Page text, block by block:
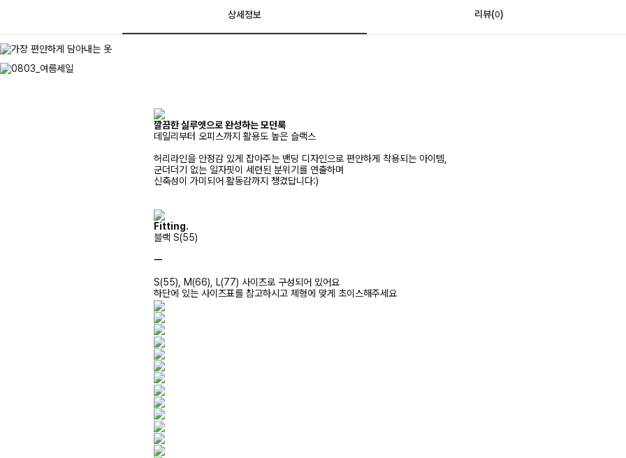
상세정보 리뷰(0)
깔끔한 실루엣으로 완성하는 모던룩
데일리부터 오피스까지 활용도 높은 슬랙스
허리라인을 안정감 있게 잡아주는 밴딩 디자인으로 편안하게 착용되는 아이템,
군더더기 없는 일자핏이 세련된 분위기를 연출하며
신축성이 가미되어 활동감까지 챙겼답니다:)
Fitting.
블랙 S(55)
ㅡ
S(55), M(66), L(77) 사이즈로 구성되어 있어요
하단에 있는 사이즈표를 참고하시고 체형에 맞게 초이스해주세요